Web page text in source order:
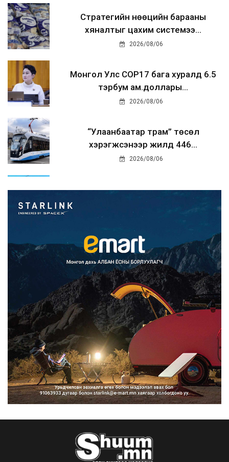
Стратегийн нөөцийн барааны
хяналтыг цахим системээ...
2026/08/06
Монгол Улс COP17 бага хуралд 6.5
тэрбум ам.доллары...
2026/08/06
“Улаанбаатар трам” төсөл
хэрэгжсэнээр жилд 446...
2026/08/06
Автомашины улсын дугаар тэгш
2026/08/06
Улаанбаатарт өдөртөө 29 хэм
дулаан
2026/08/06
Прокурорын байгууллага өнгөрсөн
долоо хоногт 29,44...
2026/08/05
Тэгш, сондгойгоор замын
хөдөлгөөнд оролцох зохицуу...
2026/08/05
Тэгш, сондгойгоор хөдөлгөөнд
оролцуулах зохицуулал...
2026/08/05